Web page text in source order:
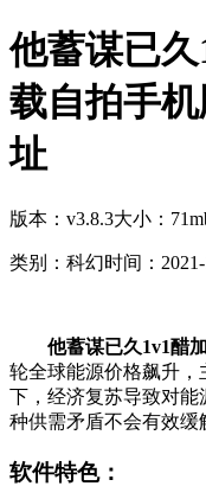
他蓄谋已
载自拍手
址
版本：v3.8.3大小：
类别：科幻时间：
他蓄谋已久1v1醋
轮全球能源价格飙升，
下，经济复苏导致对
种供需矛盾不会有效缓
软件特色：